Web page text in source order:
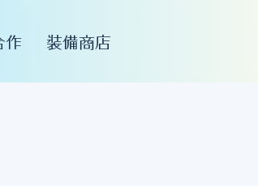
作 裝備商店